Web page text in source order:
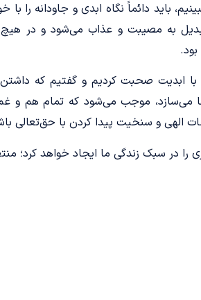
باید دائماً نگاه ابدی و جاودانه را
به مصیبت و عذاب می‌شود و در
با ابدیت صحبت کردیم و گفتیم که
می‌سازد، موجب می‌شود که تمام هم و
الهی و سنخیت پیدا کردن با
را در سبک زندگی ما ایجاد خواهد کرد؛